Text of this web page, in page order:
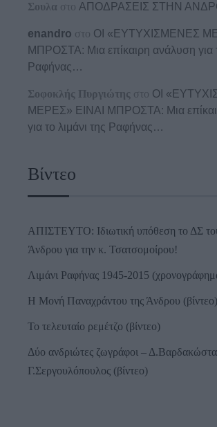
Σουλα στο ΑΠΟΔΡΑΣΕΙΣ ΣΤΗΝ
enandro στο ΟΙ «ΕΥΤΥΧΙΣΜΕΝΕΣ
ΜΠΡΟΣΤΑ: Μια επίκαιρη ανάλυση για
Ραφήνας…
Σοφοκλής Πυργιώτης στο ΟΙ
ΜΕΡΕΣ» ΕΙΝΑΙ ΜΠΡΟΣΤΑ: Μια
για το λιμάνι της Ραφήνας…
Βίντεο
ΑΠΙΣΤΕΥΤΟ: Ιδιωτική υπόθεση το ΔΣ
Άνδρου για την κ. Τσατσομοίρου!
Λιμάνι Ραφήνας 1945-2015
Η Μονή Παναχράντου της Άνδρου (βίντεο)
Το τελευταίο ρεμέτζο (βίντεο)
Δύο ανδριώτες ζωγράφοι –
Γ.Σεργουλόπουλος (βίντεο)